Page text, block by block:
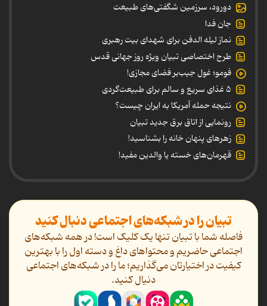
دورود، سرزمین شگفتی‌های طبیعت
جان فدا
نماز لیله الدفن برای شهدای بیت رهبری
طرح اختصاصی تبیان ویژه روز جهانی قدس
فومو؛ غول جیب‌بر فضای مجازی!
۵ غذای سریع و سالم برای طبیعت‌گردی
نتیجه حمله آمریکا به ایران چیست؟
رونمایی از اتاق برق جدید تبیان
زهرهای پنهان خانه را بشناسید!
قهرمان‌های خسته یا والدین مفید!
تبیان را در شبکه‌های اجتماعی دنبال کنید
فاصله شما با تبیان تنها یک کلیک است! در همه شبکه‌های
اجتماعی حاضریم و محتواهای داغ و دسته اول را با بهترین
کیفیت در اختیارتان می‌گذاریم؛ ما را در شبکه‌های اجتماعی
دنیال کنید.